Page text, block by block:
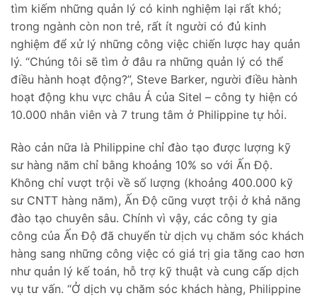
tìm kiếm những quản lý có kinh nghiệm lại rất khó;
trong ngành còn non trẻ, rất ít người có đủ kinh
nghiệm để xử lý những công việc chiến lược hay quản
lý. “Chúng tôi sẽ tìm ở đâu ra những quản lý có thể
điều hành hoạt động?”, Steve Barker, người điều hành
hoạt động khu vực châu Á của Sitel – công ty hiện có
10.000 nhân viên và 7 trung tâm ở Philippine tự hỏi.
Rào cản nữa là Philippine chỉ đào tạo được lượng kỹ
sư hàng năm chỉ bằng khoảng 10% so với Ấn Độ.
Không chỉ vượt trội về số lượng (khoảng 400.000 kỹ
sư CNTT hàng năm), Ấn Độ cũng vượt trội ở khả năng
đào tạo chuyên sâu. Chính vì vậy, các công ty gia
công của Ấn Độ đã chuyển từ dịch vụ chăm sóc khách
hàng sang những công việc có giá trị gia tăng cao hơn
như quản lý kế toán, hỗ trợ kỹ thuật và cung cấp dịch
vụ tư vấn. “Ở dịch vụ chăm sóc khách hàng, Philippine